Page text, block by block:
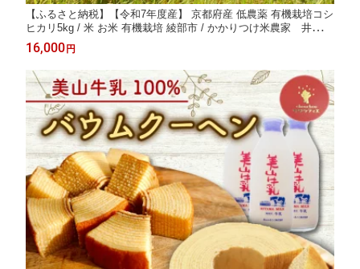
【ふるさと納税】【令和7年度産】 京都府産 低農薬 有機栽培コシ
ヒカリ5kg / 米 お米 有機栽培 綾部市 / かかりつけ米農家 井上吉
夫［BSAT056］
16,000円